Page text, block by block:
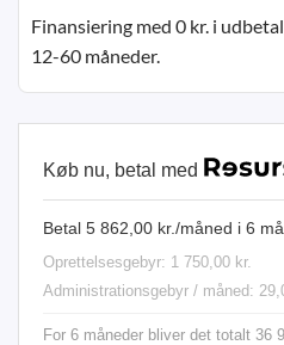
Finansiering med 0 kr. i
12-60 måneder.
Køb nu, betal med
Betal 5 862,00 kr./måned i 6
Oprettelsesgebyr: 1 750,00 kr.
Administrationsgebyr / måned:
For 6 måneder bliver det totalt 36